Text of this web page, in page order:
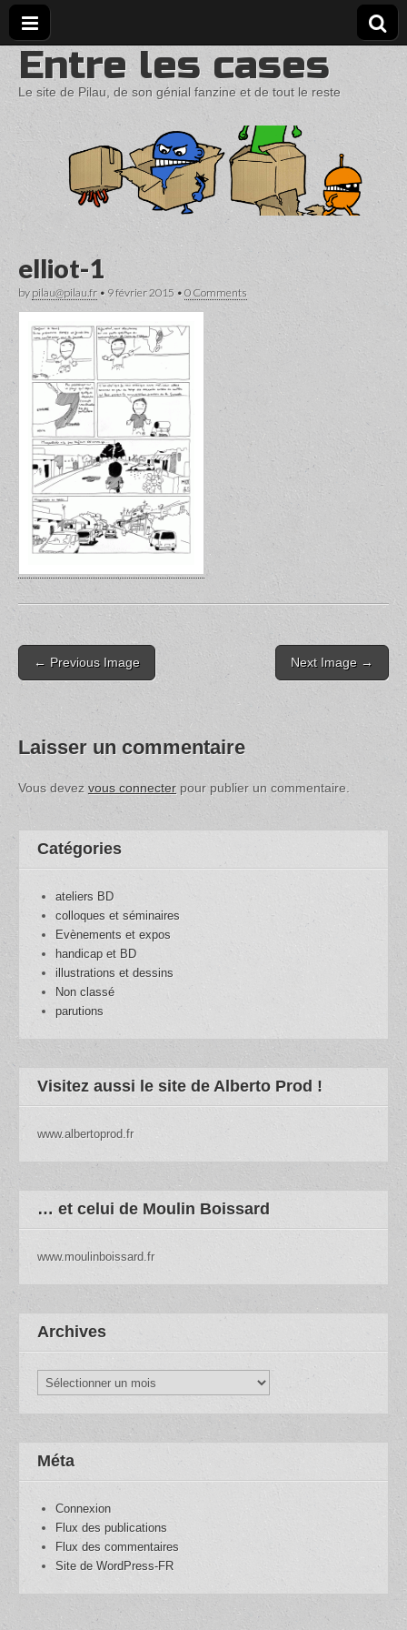
Entre les cases
Le site de Pilau, de son génial fanzine et de tout le reste
elliot-1
by pilau@pilau.fr • 9 février 2015 • 0 Comments
Post
navigation
← Previous Image Next Image →
Laisser un commentaire
Vous devez vous connecter pour publier un commentaire.
Catégories
ateliers BD
colloques et séminaires
Evènements et expos
handicap et BD
illustrations et dessins
Non classé
parutions
Visitez aussi le site de Alberto Prod !
www.albertoprod.fr
… et celui de Moulin Boissard
www.moulinboissard.fr
Archives
Archives
Méta
Connexion
Flux des publications
Flux des commentaires
Site de WordPress-FR